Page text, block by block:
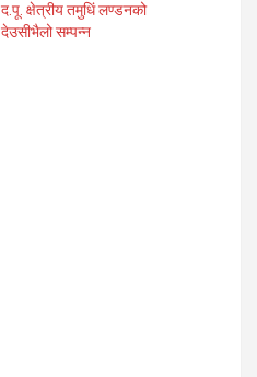
द.पू. क्षेत्रीय तमुधिं लण्डनको
देउसीभैलो सम्पन्न